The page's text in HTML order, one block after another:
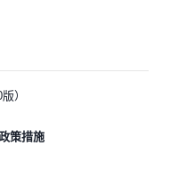
）
策措施